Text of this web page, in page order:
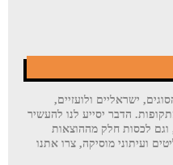
ישראליים ולועזיים,
הדבר יסייע לנו להעשיר
לכסות חלק מההוצאות
ועיתוני מוסיקה, צרו אתנו